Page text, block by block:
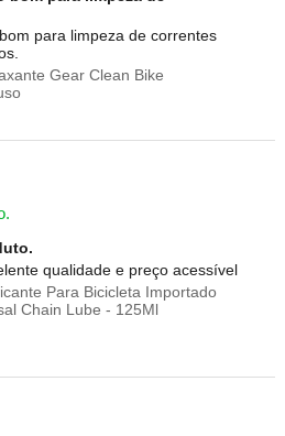
para limpeza de correntes
Gear Clean Bike
qualidade e preço acessível
Para Bicicleta Importado
Chain Lube - 125Ml